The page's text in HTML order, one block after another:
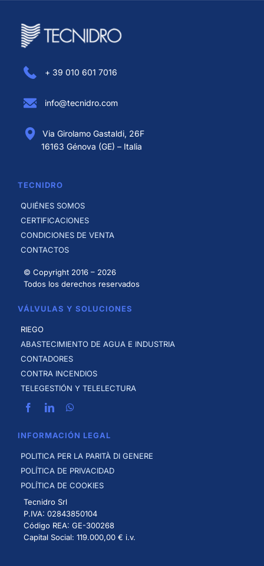
+ 39 010 601 7016
info@tecnidro.com
Via Girolamo Gastaldi, 26F
16163 Génova (GE) – Italia
TECNIDRO
QUIÉNES SOMOS
CERTIFICACIONES
CONDICIONES DE VENTA
CONTACTOS
© Copyright 2016 – 2026
Todos los derechos reservados
VÁLVULAS Y SOLUCIONES
RIEGO
ABASTECIMIENTO DE AGUA E INDUSTRIA
CONTADORES
CONTRA INCENDIOS
TELEGESTIÓN Y TELELECTURA
INFORMACIÓN LEGAL
POLITICA PER LA PARITÀ DI GENERE
POLÍTICA DE PRIVACIDAD
POLÍTICA DE COOKIES
Tecnidro Srl
P.IVA: 02843850104
Código REA: GE-300268
Capital Social: 119.000,00 € i.v.